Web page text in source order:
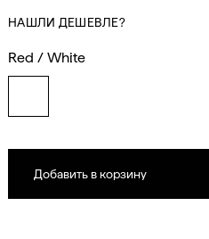
НАШЛИ ДЕШЕВЛЕ?
Red / White